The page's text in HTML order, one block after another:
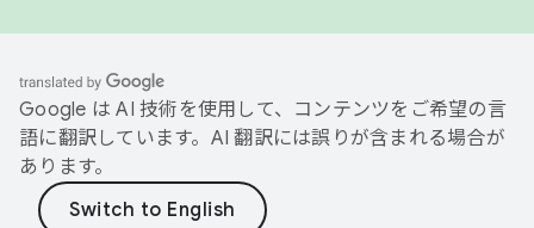
Google は AI 技術を使用して、コンテンツをご希望の言
語に翻訳しています。AI 翻訳には誤りが含まれる場合が
あります。